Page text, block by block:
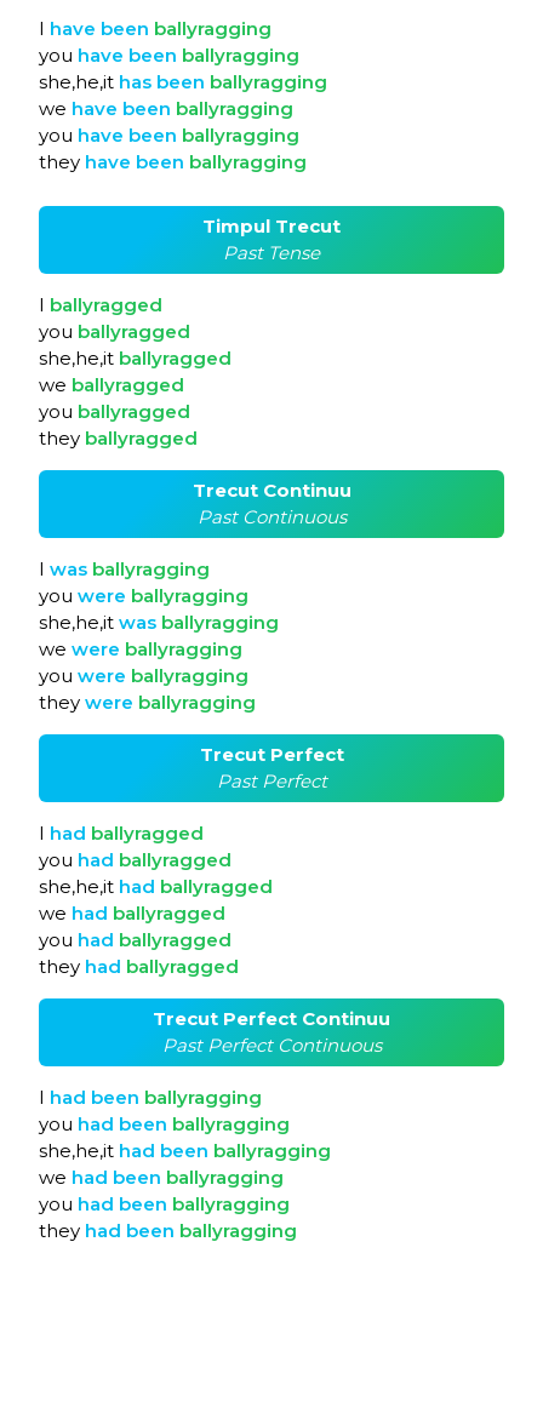
I have been ballyragging
you have been ballyragging
she,he,it has been ballyragging
we have been ballyragging
you have been ballyragging
they have been ballyragging
Timpul Trecut
Past Tense
I ballyragged
you ballyragged
she,he,it ballyragged
we ballyragged
you ballyragged
they ballyragged
Trecut Continuu
Past Continuous
I was ballyragging
you were ballyragging
she,he,it was ballyragging
we were ballyragging
you were ballyragging
they were ballyragging
Trecut Perfect
Past Perfect
I had ballyragged
you had ballyragged
she,he,it had ballyragged
we had ballyragged
you had ballyragged
they had ballyragged
Trecut Perfect Continuu
Past Perfect Continuous
I had been ballyragging
you had been ballyragging
she,he,it had been ballyragging
we had been ballyragging
you had been ballyragging
they had been ballyragging